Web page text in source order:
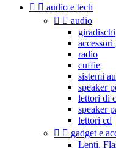
  audio e tech
  audio
giradischi
radio
cuffie
sistemi
speaker
lettori di
speaker
lettori cd
  gadget e
Lenti,